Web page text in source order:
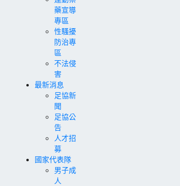
藥宣導
專區
性騷擾
防治專
區
不法侵
害
最新消息
足協新
聞
足協公
告
人才招
募
國家代表隊
男子成
人